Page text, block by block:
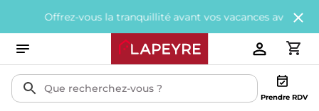
vous la tranquillité avant vos vacances avec200€ offerts
Prendre RDV